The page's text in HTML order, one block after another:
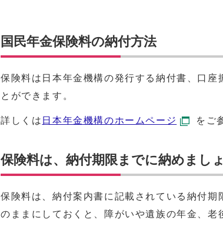
国民年金保険料の納付方法
保険料は日本年金機構の発行する納付書、口座
とができます。
詳しくは 日本年金機構のホームページ をご
保険料は、納付期限までに納めまし
保険料は、納付案内書に記載されている納付期
のままにしておくと、障がいや遺族の年金、老